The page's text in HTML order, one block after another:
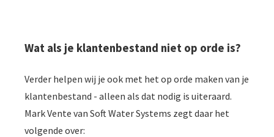
Wat als je klantenbestand niet op orde is?
Verder helpen wij je ook met het op orde maken van je
klantenbestand - alleen als dat nodig is uiteraard.
Mark Vente van Soft Water Systems zegt daar het
volgende over: